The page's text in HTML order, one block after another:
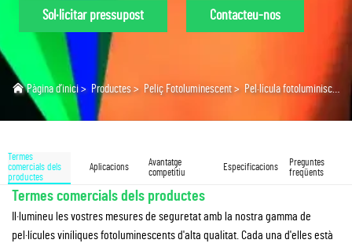
Sol·licitar pressupost Contacteu-nos
Pàgina d’inici> Productes> Peliç Fotoluminescent> Pel·lícula fotoluminiscent de PVC
Termes
comercials dels
productes
Aplicacions
Avantatge
competitiu
Especificacions
Preguntes
freqüents
Termes comercials dels productes
Il·lumineu les vostres mesures de seguretat amb la nostra gamma de
pel·lícules viníliques fotoluminescents d'alta qualitat. Cada una d'elles està